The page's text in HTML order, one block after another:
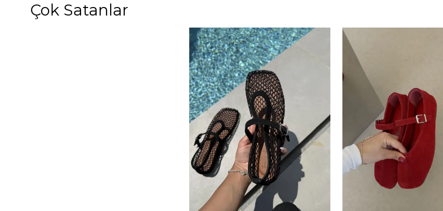
Çok Satanlar